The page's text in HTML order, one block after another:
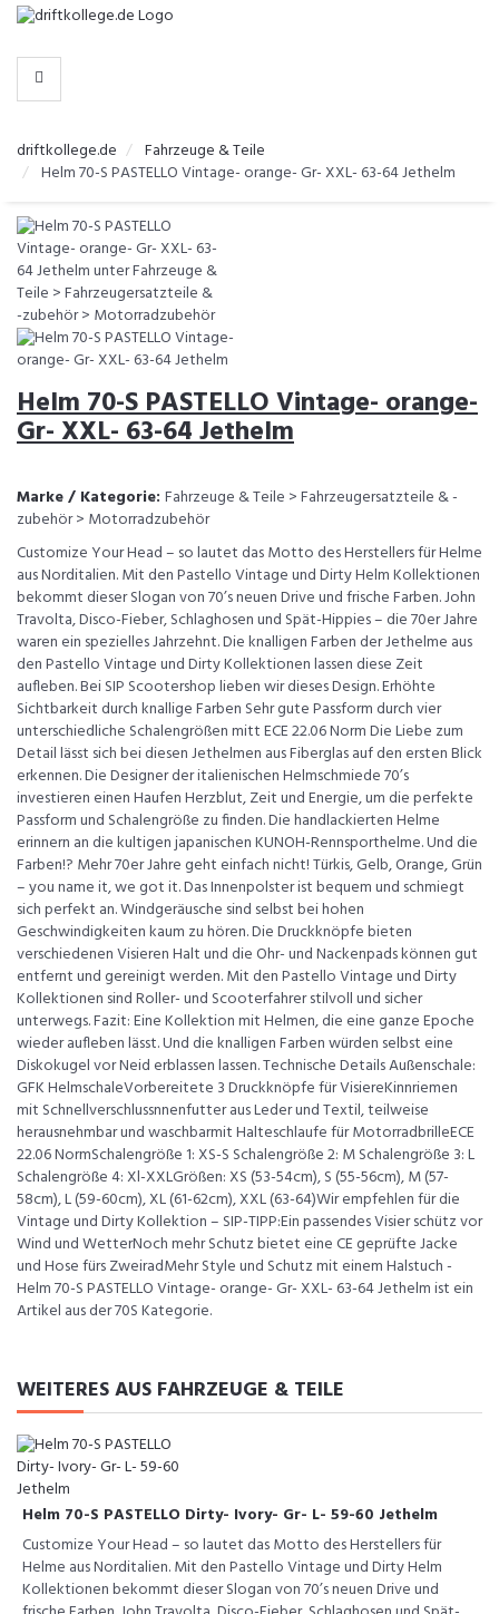
-
HERSTELLER
WÄHLEN
driftkollege.de
Fahrzeuge & Teile
Helm 70-S PASTELLO Vintage- orange- Gr- XXL- 63-64 Jethelm
Helm 70-S PASTELLO Vintage- orange-
Gr- XXL- 63-64 Jethelm
Marke / Kategorie: Fahrzeuge & Teile > Fahrzeugersatzteile & -
zubehör > Motorradzubehör
Customize Your Head – so lautet das Motto des Herstellers für Helme
aus Norditalien. Mit den Pastello Vintage und Dirty Helm Kollektionen
bekommt dieser Slogan von 70’s neuen Drive und frische Farben. John
Travolta, Disco-Fieber, Schlaghosen und Spät-Hippies – die 70er Jahre
waren ein spezielles Jahrzehnt. Die knalligen Farben der Jethelme aus
den Pastello Vintage und Dirty Kollektionen lassen diese Zeit
aufleben. Bei SIP Scootershop lieben wir dieses Design. Erhöhte
Sichtbarkeit durch knallige Farben Sehr gute Passform durch vier
unterschiedliche Schalengrößen mitt ECE 22.06 Norm Die Liebe zum
Detail lässt sich bei diesen Jethelmen aus Fiberglas auf den ersten Blick
erkennen. Die Designer der italienischen Helmschmiede 70’s
investieren einen Haufen Herzblut, Zeit und Energie, um die perfekte
Passform und Schalengröße zu finden. Die handlackierten Helme
erinnern an die kultigen japanischen KUNOH-Rennsporthelme. Und die
Farben!? Mehr 70er Jahre geht einfach nicht! Türkis, Gelb, Orange, Grün
– you name it, we got it. Das Innenpolster ist bequem und schmiegt
sich perfekt an. Windgeräusche sind selbst bei hohen
Geschwindigkeiten kaum zu hören. Die Druckknöpfe bieten
verschiedenen Visieren Halt und die Ohr- und Nackenpads können gut
entfernt und gereinigt werden. Mit den Pastello Vintage und Dirty
Kollektionen sind Roller- und Scooterfahrer stilvoll und sicher
unterwegs. Fazit: Eine Kollektion mit Helmen, die eine ganze Epoche
wieder aufleben lässt. Und die knalligen Farben würden selbst eine
Diskokugel vor Neid erblassen lassen. Technische Details Außenschale:
GFK HelmschaleVorbereitete 3 Druckknöpfe für VisiereKinnriemen
mit Schnellverschlussnnenfutter aus Leder und Textil, teilweise
herausnehmbar und waschbarmit Halteschlaufe für MotorradbrilleECE
22.06 NormSchalengröße 1: XS-S Schalengröße 2: M Schalengröße 3: L
Schalengröße 4: Xl-XXLGrößen: XS (53-54cm), S (55-56cm), M (57-
58cm), L (59-60cm), XL (61-62cm), XXL (63-64)Wir empfehlen für die
Vintage und Dirty Kollektion – SIP-TIPP:Ein passendes Visier schütz vor
Wind und WetterNoch mehr Schutz bietet eine CE geprüfte Jacke
und Hose fürs ZweiradMehr Style und Schutz mit einem Halstuch -
Helm 70-S PASTELLO Vintage- orange- Gr- XXL- 63-64 Jethelm ist ein
Artikel aus der 70S Kategorie.
WEITERES AUS FAHRZEUGE & TEILE
Helm 70-S PASTELLO Dirty- Ivory- Gr- L- 59-60 Jethelm
Customize Your Head – so lautet das Motto des Herstellers für
Helme aus Norditalien. Mit den Pastello Vintage und Dirty Helm
Kollektionen bekommt dieser Slogan von 70’s neuen Drive und